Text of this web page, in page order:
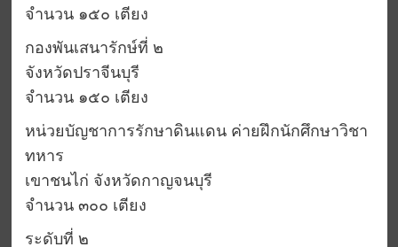
จำนวน ๑๕๐ เตียง
กองพันเสนารักษ์ที่ ๒
จังหวัดปราจีนบุรี
จำนวน ๑๕๐ เตียง
หน่วยบัญชาการรักษาดินแดน ค่ายฝึกนักศึกษาวิชา
ทหาร
เขาชนไก่ จังหวัดกาญจนบุรี
จำนวน ๓๐๐ เตียง
ระดับที่ ๒